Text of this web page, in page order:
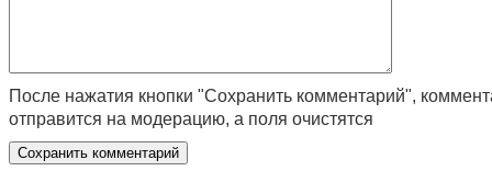
После нажатия кнопки "Сохранить комментарий",
отправится на модерацию, а поля очистятся